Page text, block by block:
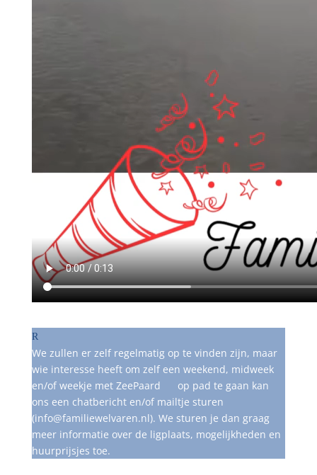
We zullen er zelf regelmatig op te vinden zijn, maar
wie interesse heeft om zelf een weekend, midweek
en/of weekje met ZeePaard
op pad te gaan kan
ons een chatbericht en/of mailtje sturen
(info@familiewelvaren.nl). We sturen je dan graag
meer informatie over de ligplaats, mogelijkheden en
huurprijsjes toe.